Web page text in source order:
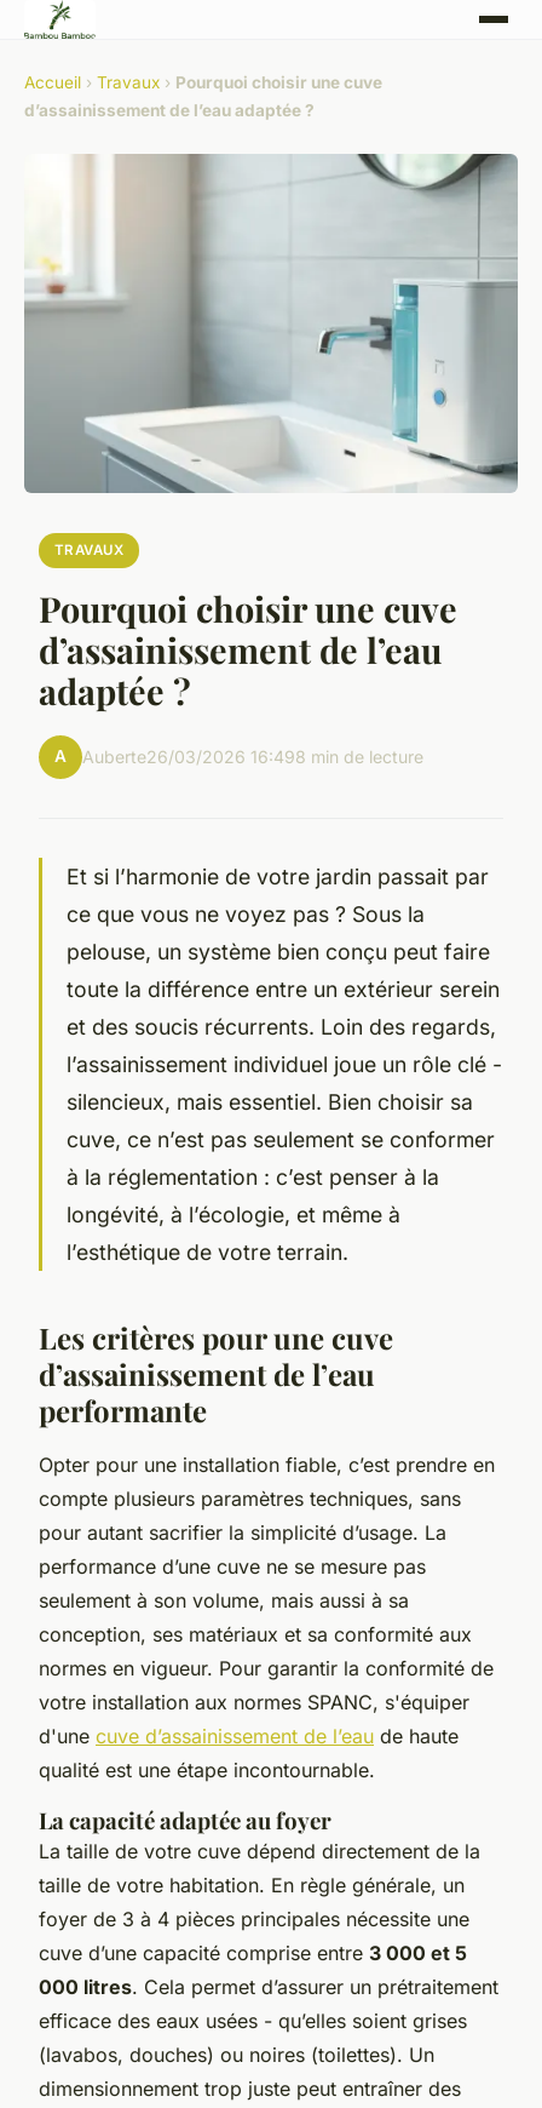
Accueil › Travaux › Pourquoi choisir une cuve
d’assainissement de l’eau adaptée ?
TRAVAUX
Pourquoi choisir une cuve
d’assainissement de l’eau
adaptée ?
A Auberte26/03/2026 16:498 min de lecture
Et si l’harmonie de votre jardin passait par
ce que vous ne voyez pas ? Sous la
pelouse, un système bien conçu peut faire
toute la différence entre un extérieur serein
et des soucis récurrents. Loin des regards,
l’assainissement individuel joue un rôle clé -
silencieux, mais essentiel. Bien choisir sa
cuve, ce n’est pas seulement se conformer
à la réglementation : c’est penser à la
longévité, à l’écologie, et même à
l’esthétique de votre terrain.
Les critères pour une cuve
d’assainissement de l’eau
performante
Opter pour une installation fiable, c’est prendre en
compte plusieurs paramètres techniques, sans
pour autant sacrifier la simplicité d’usage. La
performance d’une cuve ne se mesure pas
seulement à son volume, mais aussi à sa
conception, ses matériaux et sa conformité aux
normes en vigueur. Pour garantir la conformité de
votre installation aux normes SPANC, s'équiper
d'une cuve d’assainissement de l’eau de haute
qualité est une étape incontournable.
La capacité adaptée au foyer
La taille de votre cuve dépend directement de la
taille de votre habitation. En règle générale, un
foyer de 3 à 4 pièces principales nécessite une
cuve d’une capacité comprise entre 3 000 et 5
000 litres. Cela permet d’assurer un prétraitement
efficace des eaux usées - qu’elles soient grises
(lavabos, douches) ou noires (toilettes). Un
dimensionnement trop juste peut entraîner des